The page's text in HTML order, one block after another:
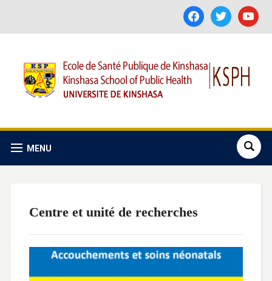
facebooktwitter youtube
MENU
Centre et unité de recherches